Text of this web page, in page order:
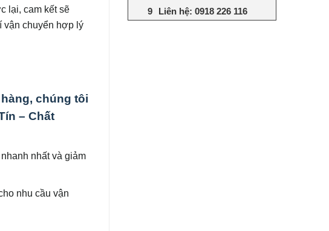
lại, cam kết sẽ
chuyển hợp lý
chúng tôi
– Chất
nhất và giảm
nhu cầu vận
Liên hệ: 0918 226 116